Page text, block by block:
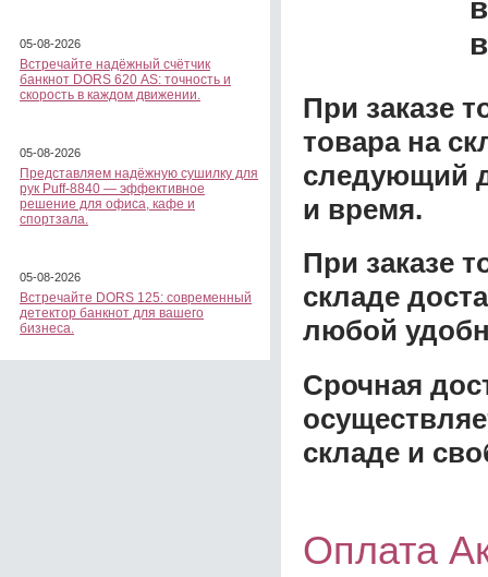
05-08-2026
Встречайте надёжный счётчик
банкнот DORS 620 АS: точность и
скорость в каждом движении.
05-08-2026
Представляем надёжную сушилку для
рук Puff-8840 — эффективное
решение для офиса, кафе и
спортзала.
05-08-2026
Встречайте DORS 125: современный
детектор банкнот для вашего
бизнеса.
При заказе
товара на
следующий
и время.
При заказе
складе
любой
Срочная
складе и
Оплата